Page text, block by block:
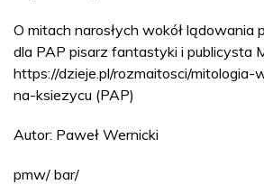
O mitach narosłych wokół lądowania
dla PAP pisarz fantastyki i publicysta
https://dzieje.pl/rozmaitosci/mitologia-
na-ksiezycu (PAP)
Autor: Paweł Wernicki
pmw/ bar/